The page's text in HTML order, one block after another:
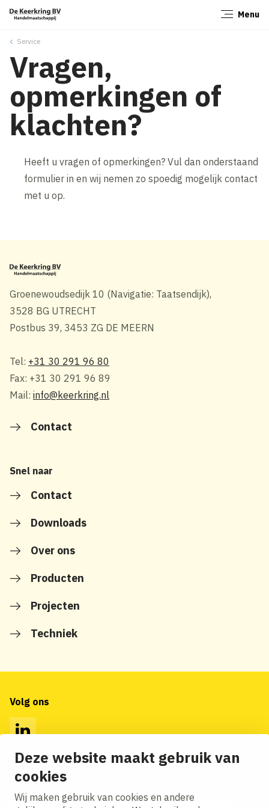
Deze website maakt gebruik van
cookies
Wij maken gebruik van cookies en andere
Menu
Service
Vragen,
opmerkingen of
klachten?
Heeft u vragen of opmerkingen? Vul dan onderstaand
formulier in en wij nemen zo spoedig mogelijk contact
met u op.
Groenewoudsedijk 10 (Navigatie: Taatsendijk),
3528 BG UTRECHT
Postbus 39, 3453 ZG DE MEERN
Tel: +31 30 291 96 80
Fax: +31 30 291 96 89
Mail:info@keerkring.nl
Contact
Snel naar
Contact
Downloads
Over ons
Producten
Projecten
Techniek
Volg ons
Op de hoogte blijven van het laatste nieuws?
Ontvang onze nieuws alerts in je mailbox!
Sluiten